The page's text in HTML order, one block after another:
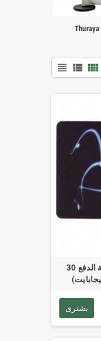
view_comfy
view_list
view_headline
ثريا آي بي بطاقة SIM مسبقة الدفع 30
يشترى